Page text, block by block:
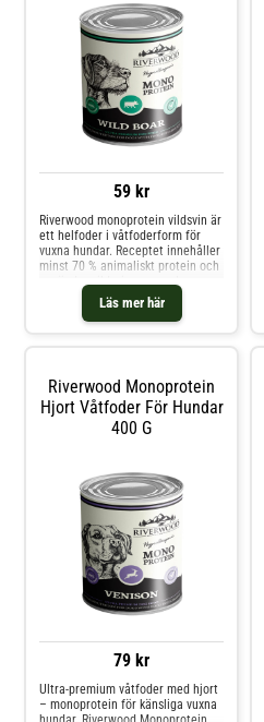
59 kr
Läs mer här
Riverwood monoprotein vildsvin är
ett helfoder i våtfoderform för
vuxna hundar. Receptet innehåller
minst 70 % animaliskt protein och
använder vildsvin som enda
animaliska proteinkälla. Det
spannmålsfria receptet passar
hundar i alla storlekar och är
Riverwood Monoprotein
Hjort Våtfoder För Hundar
400 G
79 kr
Ultra-premium våtfoder med hjort
– monoprotein för känsliga vuxna